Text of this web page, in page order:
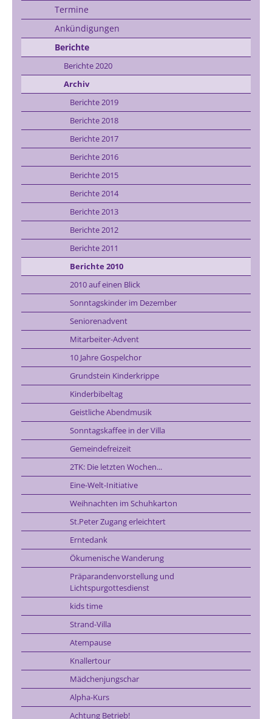
Termine
Ankündigungen
Berichte
Berichte 2020
Archiv
Berichte 2019
Berichte 2018
Berichte 2017
Berichte 2016
Berichte 2015
Berichte 2014
Berichte 2013
Berichte 2012
Berichte 2011
Berichte 2010
2010 auf einen Blick
Sonntagskinder im Dezember
Seniorenadvent
Mitarbeiter-Advent
10 Jahre Gospelchor
Grundstein Kinderkrippe
Kinderbibeltag
Geistliche Abendmusik
Sonntagskaffee in der Villa
Gemeindefreizeit
2TK: Die letzten Wochen...
Eine-Welt-Initiative
Weihnachten im Schuhkarton
St.Peter Zugang erleichtert
Erntedank
Ökumenische Wanderung
Präparandenvorstellung und
Lichtspurgottesdienst
kids time
Strand-Villa
Atempause
Knallertour
Mädchenjungschar
Alpha-Kurs
Achtung Betrieb!